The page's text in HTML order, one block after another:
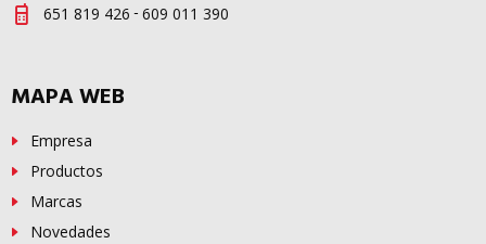
651 819 426 - 609 011 390
MAPA WEB
Empresa
Productos
Marcas
Novedades